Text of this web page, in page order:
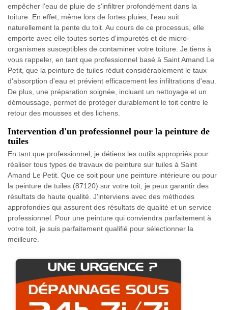
empêcher l'eau de pluie de s'infiltrer profondément dans la
toiture. En effet, même lors de fortes pluies, l'eau suit
naturellement la pente du toit. Au cours de ce processus, elle
emporte avec elle toutes sortes d'impuretés et de micro-
organismes susceptibles de contaminer votre toiture. Je tiens à
vous rappeler, en tant que professionnel basé à Saint Amand Le
Petit, que la peinture de tuiles réduit considérablement le taux
d'absorption d'eau et prévient efficacement les infiltrations d'eau.
De plus, une préparation soignée, incluant un nettoyage et un
démoussage, permet de protéger durablement le toit contre le
retour des mousses et des lichens.
Intervention d'un professionnel pour la peinture de
tuiles
En tant que professionnel, je détiens les outils appropriés pour
réaliser tous types de travaux de peinture sur tuiles à Saint
Amand Le Petit. Que ce soit pour une peinture intérieure ou pour
la peinture de tuiles (87120) sur votre toit, je peux garantir des
résultats de haute qualité. J'interviens avec des méthodes
approfondies qui assurent des résultats de qualité et un service
professionnel. Pour une peinture qui conviendra parfaitement à
votre toit, je suis parfaitement qualifié pour sélectionner la
meilleure.